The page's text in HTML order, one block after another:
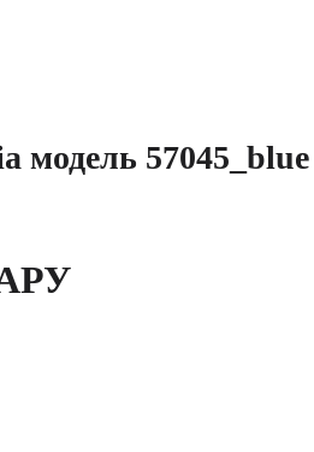
модель 57045_blue